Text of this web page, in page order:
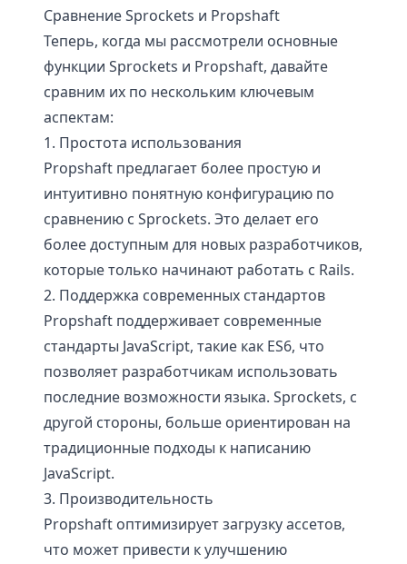
Сравнение Sprockets и Propshaft
Теперь, когда мы рассмотрели основные
функции Sprockets и Propshaft, давайте
сравним их по нескольким ключевым
аспектам:
1. Простота использования
Propshaft предлагает более простую и
интуитивно понятную конфигурацию по
сравнению с Sprockets. Это делает его
более доступным для новых разработчиков,
которые только начинают работать с Rails.
2. Поддержка современных стандартов
Propshaft поддерживает современные
стандарты JavaScript, такие как ES6, что
позволяет разработчикам использовать
последние возможности языка. Sprockets, с
другой стороны, больше ориентирован на
традиционные подходы к написанию
JavaScript.
3. Производительность
Propshaft оптимизирует загрузку ассетов,
что может привести к улучшению